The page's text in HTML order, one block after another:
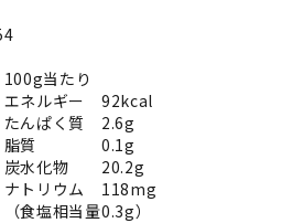
当たり
92kcal
2.6g
20.2g
118mg
0.3g）